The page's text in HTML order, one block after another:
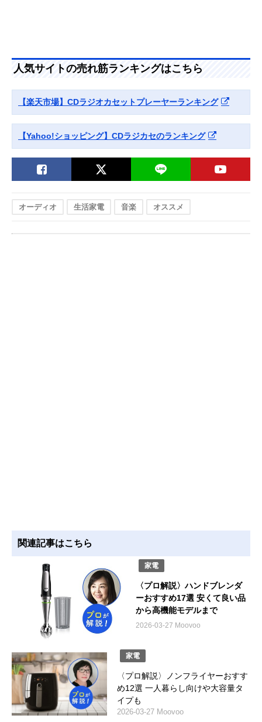
人気サイトの売れ筋ランキングはこちら
【楽天市場】CDラジオカセットプレーヤーランキング
【Yahoo!ショッピング】CDラジカセのランキング
オーディオ 生活家電 音楽 オススメ
関連記事はこちら
家電
〈プロ解説〉ハンドブレンダ
ーおすすめ17選 安くて良い品
から高機能モデルまで
2026-03-27 Moovoo
家電
〈プロ解説〉ノンフライヤーおすす
め12選 一人暮らし向けや大容量タ
イプも
2026-03-27 Moovoo